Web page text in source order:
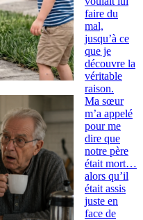
faire du
mal,
jusqu’à ce
que je
découvre la
véritable
raison.
Ma sœur
m’a appelé
pour me
dire que
notre père
était mort…
alors qu’il
était assis
juste en
face de